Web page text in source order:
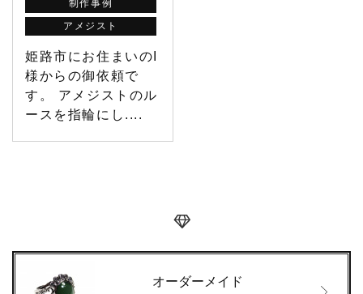
制作事例
アメジスト
姫路市にお住まいのI
様からの御依頼で
す。 アメジストのル
ースを指輪にし....
オーダーメイド